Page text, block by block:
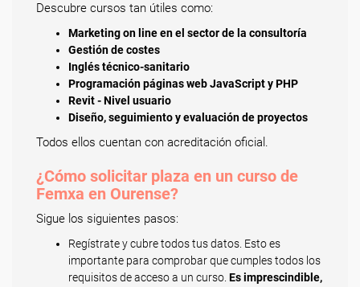
Descubre cursos tan útiles como:
Marketing on line en el sector de la consultoría
Gestión de costes
Inglés técnico-sanitario
Programación páginas web JavaScript y PHP
Revit - Nivel usuario
Diseño, seguimiento y evaluación de proyectos
Todos ellos cuentan con acreditación oficial.
¿Cómo solicitar plaza en un curso de
Femxa en Ourense?
Sigue los siguientes pasos:
Regístrate y cubre todos tus datos. Esto es
importante para comprobar que cumples todos los
requisitos de acceso a un curso. Es imprescindible,